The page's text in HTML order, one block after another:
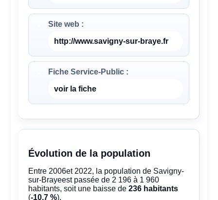
Site web :
http://www.savigny-sur-braye.fr
Fiche Service-Public :
voir la fiche
Évolution de la population
Entre 2006et 2022, la population de Savigny-
sur-Brayeest passée de 2 196 à 1 960
habitants, soit une baisse de236 habitants
(-10.7 %).